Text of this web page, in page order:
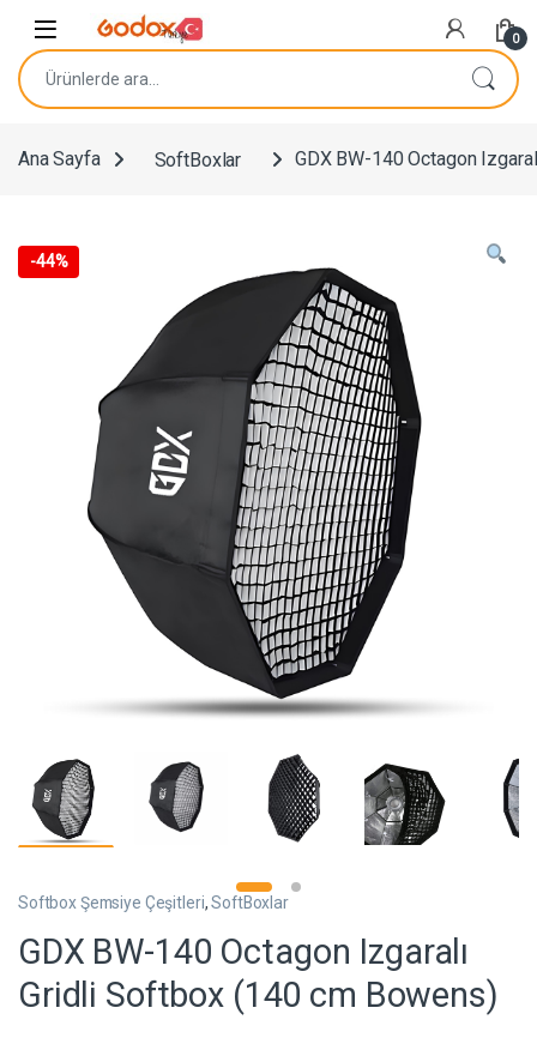
0
Ara:
Ana Sayfa SoftBoxlar GDX BW-140 Octagon
-44%
Softbox Şemsiye Çeşitleri,SoftBoxlar
GDX BW-140 Octagon Izgaralı
Gridli Softbox (140 cm Bowens)